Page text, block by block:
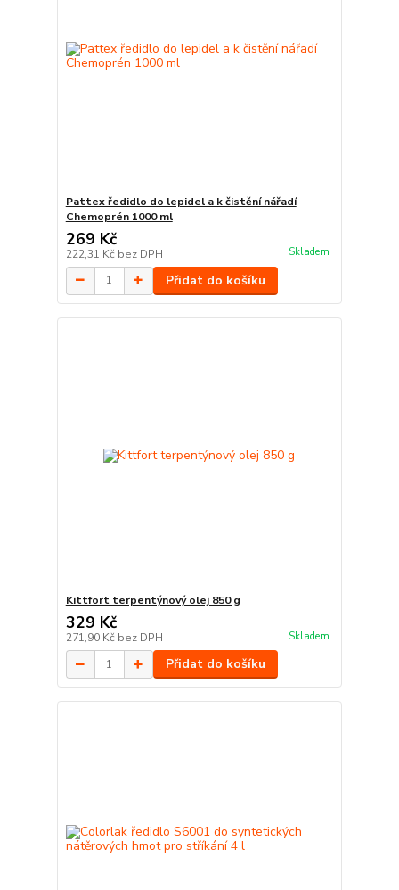
Pattex ředidlo do lepidel a k čistění nářadí
Chemoprén 1000 ml
269 Kč
222,31 Kč bez DPH Skladem
Přidat do košíku
Kittfort terpentýnový olej 850 g
329 Kč
271,90 Kč bez DPH Skladem
Přidat do košíku